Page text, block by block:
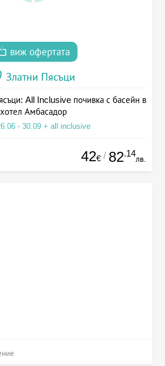
виж офертата
Златни Пясъци
All Inclusive почивка с басейн в
хотел Амбасадор
- 30.09 + all inclusive
42€ / 82.14
лв.